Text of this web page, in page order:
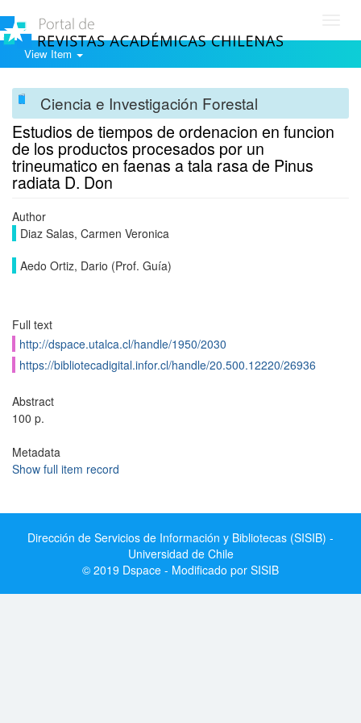
View Item
Ciencia e Investigación Forestal
Estudios de tiempos de ordenacion en funcion
de los productos procesados por un
trineumatico en faenas a tala rasa de Pinus
radiata D. Don
Author
Diaz Salas, Carmen Veronica
Aedo Ortiz, Dario (Prof. Guía)
Full text
http://dspace.utalca.cl/handle/1950/2030
https://bibliotecadigital.infor.cl/handle/20.500.12220/26936
Abstract
100 p.
Metadata
Show full item record
Dirección de Servicios de Información y Bibliotecas (SISIB) -
Universidad de Chile
© 2019 Dspace - Modificado por SISIB